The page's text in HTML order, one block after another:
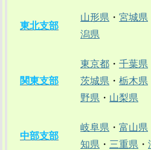
東北支部
山形県 ・ 宮城県
潟県
関東支部
東京都 ・ 千葉県
茨城県 ・ 栃木県
野県 ・ 山梨県
中部支部
岐阜県 ・ 富山県
知県 ・ 三重県 ・